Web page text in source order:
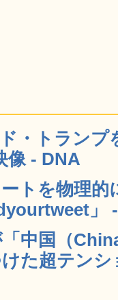
・トラン
像 - DNA
トを物理
」
中国（
た超テン